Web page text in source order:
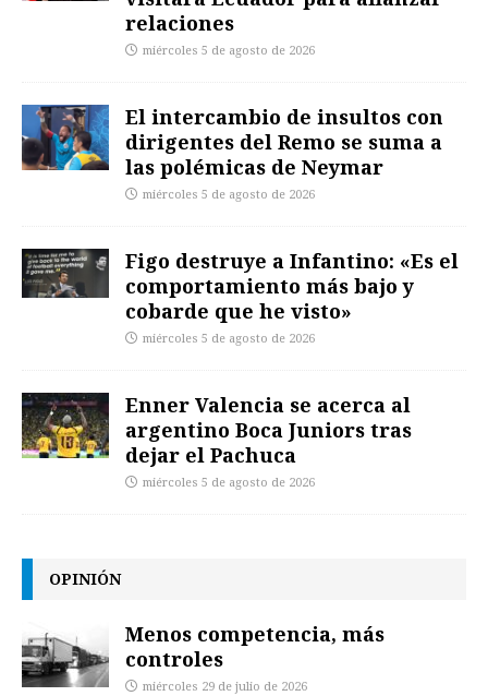
relaciones
miércoles 5 de agosto de 2026
El intercambio de insultos con
dirigentes del Remo se suma a
las polémicas de Neymar
miércoles 5 de agosto de 2026
Figo destruye a Infantino: «Es el
comportamiento más bajo y
cobarde que he visto»
miércoles 5 de agosto de 2026
Enner Valencia se acerca al
argentino Boca Juniors tras
dejar el Pachuca
miércoles 5 de agosto de 2026
OPINIÓN
Menos competencia, más
controles
miércoles 29 de julio de 2026